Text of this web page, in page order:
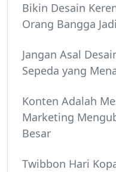
Bikin Desain
Orang Bangga
Jangan Asal
Sepeda yang
Konten Adalah
Marketing
Besar
Twibbon Hari